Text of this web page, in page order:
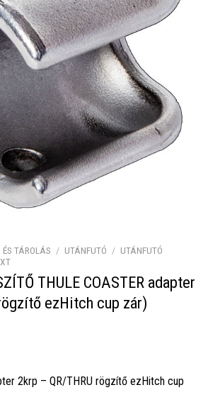
TÁROLÁS / UTÁNFUTÓ / UTÁNFUTÓ
THULE COASTER adapter
ezHitch cup zár)
2krp – QR/THRU rögzítő ezHitch cup